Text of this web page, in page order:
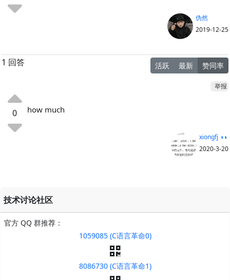
伪然
2019-12-25
1 回答 活跃 最新 赞同率
举报
0 how much
xiongfj ◑◑
2020-3-20
技术讨论社区
官方 QQ 群推荐：
1059085 (C语言革命0)
8086730 (C语言革命1)